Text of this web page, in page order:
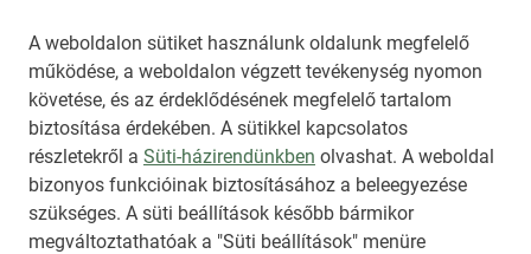
A weboldalon sütiket használunk oldalunk megfelelő
működése, a weboldalon végzett tevékenység nyomon
követése, és az érdeklődésének megfelelő tartalom
biztosítása érdekében. A sütikkel kapcsolatos
részletekről a Süti-házirendünkben olvashat. A weboldal
bizonyos funkcióinak biztosításához a beleegyezése
szükséges. A süti beállítások később bármikor
megváltoztathatóak a "Süti beállítások" menüre
Regisztráció(látogatóként)